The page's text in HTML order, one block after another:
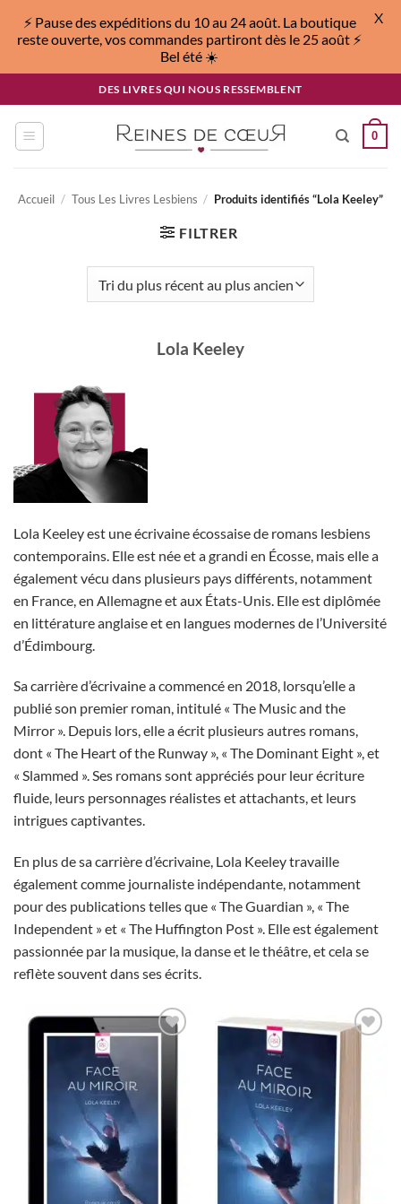
au
contenu
DES LIVRES QUI NOUS RESSEMBLENT
0
Accueil / Tous Les Livres Lesbiens / Produits identifiés “Lola Keeley”
FILTRER
Lola Keeley
Lola Keeley est une écrivaine écossaise de romans lesbiens
contemporains. Elle est née et a grandi en Écosse, mais elle a
également vécu dans plusieurs pays différents, notamment
en France, en Allemagne et aux États-Unis. Elle est diplômée
en littérature anglaise et en langues modernes de l’Université
d’Édimbourg.
Sa carrière d’écrivaine a commencé en 2018, lorsqu’elle a
publié son premier roman, intitulé « The Music and the
Mirror ». Depuis lors, elle a écrit plusieurs autres romans,
dont « The Heart of the Runway », « The Dominant Eight », et
« Slammed ». Ses romans sont appréciés pour leur écriture
fluide, leurs personnages réalistes et attachants, et leurs
intrigues captivantes.
En plus de sa carrière d’écrivaine, Lola Keeley travaille
également comme journaliste indépendante, notamment
pour des publications telles que « The Guardian », « The
Independent » et « The Huffington Post ». Elle est également
passionnée par la musique, la danse et le théâtre, et cela se
reflète souvent dans ses écrits.
⚡️ Pause des expéditions du 10 au 24 août. La boutique
reste ouverte, vos commandes partiront dès le 25 août ⚡️
Bel été ☀️
X